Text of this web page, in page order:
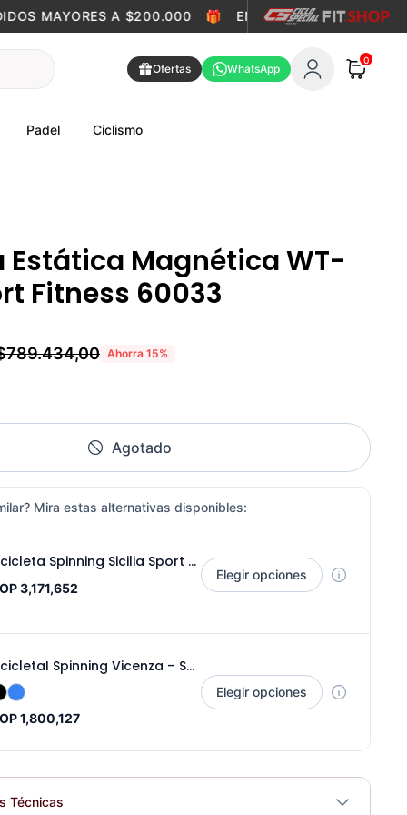
MAYORES A $200.000 🎁 ENVÍO GRATIS EN
Ofertas WhatsApp
0
Padel Ciclismo
Estática Magnética WT-
Fitness 60033
Ahorra15%
Agotado
Mira estas alternativas disponibles:
Bicicleta Spinning Sicilia Sport Fitness 070404
3,171,652
Elegir opciones
BicicletaI Spinning Vicenza – Sport Fitness 070319
1,800,127
Elegir opciones
Técnicas